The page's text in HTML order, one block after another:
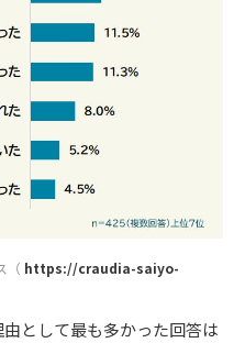
（ https://craudia-saiyo-
として最も多かった回答は